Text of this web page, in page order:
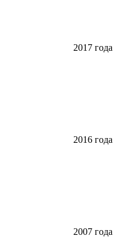
2017 года
2016 года
2007 года